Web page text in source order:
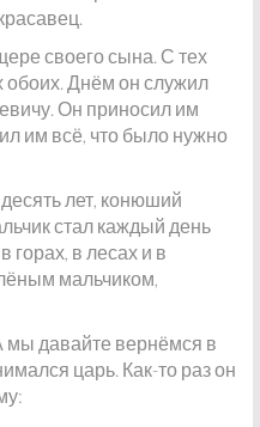
своего сына. С тех
обоих. Днём он служил
Он приносил им
им всё, что было нужно
лет, конюший
стал каждый день
горах, в лесах и в
мальчиком,
мы давайте вернёмся в
царь. Как-то раз он